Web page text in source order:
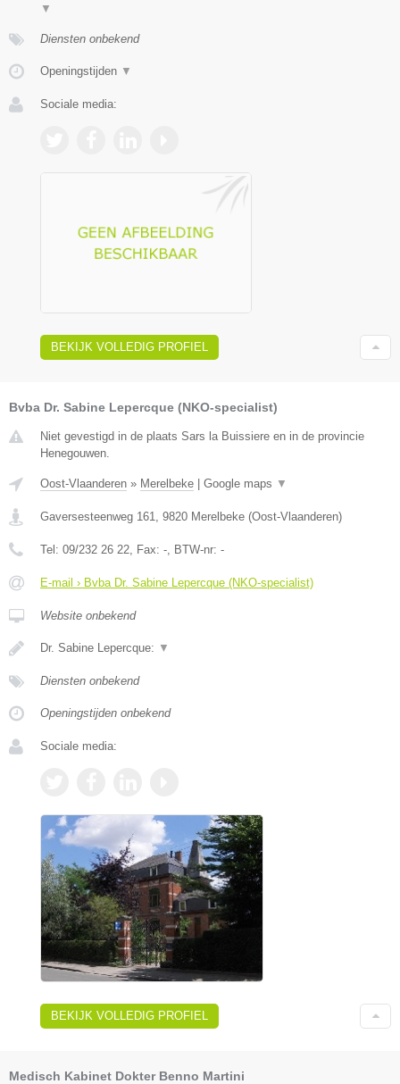
▼
Diensten onbekend
Openingstijden ▼
Sociale media:
BEKIJK VOLLEDIG PROFIEL
Bvba Dr. Sabine Lepercque (NKO-specialist)
Niet gevestigd in de plaats Sars la Buissiere en in de provincie
Henegouwen.
Oost-Vlaanderen » Merelbeke Google maps ▼
Gaversesteenweg 161, 9820 Merelbeke (Oost-Vlaanderen)
Tel: 09/232 26 22, Fax: -, BTW-nr: -
E-mail › Bvba Dr. Sabine Lepercque (NKO-specialist)
Website onbekend
Dr. Sabine Lepercque: ▼
Diensten onbekend
Openingstijden onbekend
Sociale media:
BEKIJK VOLLEDIG PROFIEL
Medisch Kabinet Dokter Benno Martini